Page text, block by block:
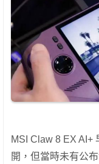
MSI Claw 8 EX AI+
開，但當時未有公